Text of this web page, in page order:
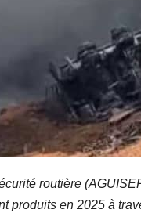
routière
produits en 2025 à